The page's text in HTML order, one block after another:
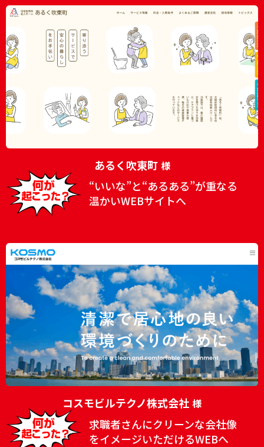
あるく吹東町 様
“いいな”と“あるある”が重なる
温かいWEBサイトへ
コスモビルテクノ株式会社 様
求職者さんにクリーンな会社像
をイメージいただけるWEBへ